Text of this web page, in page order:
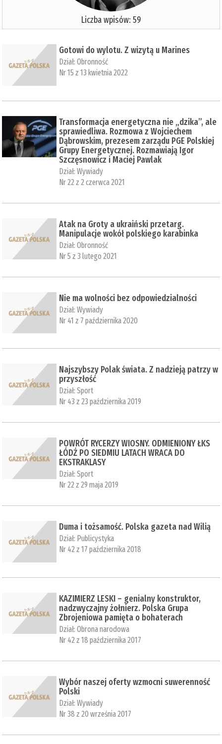
Liczba wpisów: 59
Gotowi do wylotu. Z wizytą u Marines
Dział:Obronność
Nr 15 z 13 kwietnia 2022
Transformacja energetyczna nie „dzika”, ale
sprawiedliwa. Rozmowa z Wojciechem
Dąbrowskim, prezesem zarządu PGE Polskiej
Grupy Energetycznej. Rozmawiają Igor
Szczęsnowicz i Maciej Pawlak
Dział:Wywiady
Nr 22 z 2 czerwca 2021
Atak na Groty a ukraiński przetarg.
Manipulacje wokół polskiego karabinka
Dział:Obronność
Nr 5 z 3 lutego 2021
Nie ma wolności bez odpowiedzialności
Dział:Wywiady
Nr 41 z 7 października 2020
Najszybszy Polak świata. Z nadzieją patrzy w
przyszłość
Dział:Sport
Nr 43 z 23 października 2019
POWRÓT RYCERZY WIOSNY. ODMIENIONY ŁKS
ŁÓDŹ PO SIEDMIU LATACH WRACA DO
EKSTRAKLASY
Dział:Sport
Nr 22 z 29 maja 2019
Duma i tożsamość. Polska gazeta nad Wilią
Dział: Publicystyka
Nr 42 z 17 października 2018
KAZIMIERZ LESKI – genialny konstruktor,
nadzwyczajny żołnierz. Polska Grupa
Zbrojeniowa pamięta o bohaterach
Dział:Obrona narodowa
Nr 42 z 18 października 2017
Wybór naszej oferty wzmocni suwerenność
Polski
Dział:Wywiady
Nr 38 z 20 września 2017